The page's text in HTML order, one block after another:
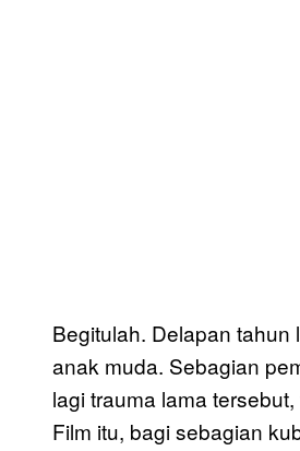
Begitulah. Delapan
anak muda. Sebagian
lagi trauma lama
Film itu, bagi sebagian